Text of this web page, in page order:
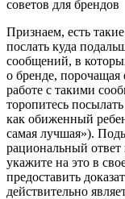
Признаем, есть
послать куда
сообщений, в
о бренде,
работе с такими
торопитесь
как обиженный
самая лучшая»).
рациональный ответ
укажите на это в
предоставить
действительно